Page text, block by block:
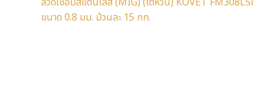
ขนาด 0.8 มม. ม้วนละ 15 กก.